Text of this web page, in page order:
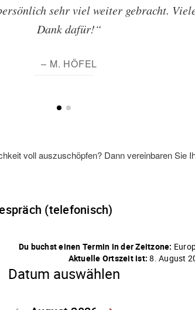
sehr viel weiter gebracht.
Dank dafür!“
– M. HÖFEL
voll auszuschöpfen? Dann vereinbaren Sie